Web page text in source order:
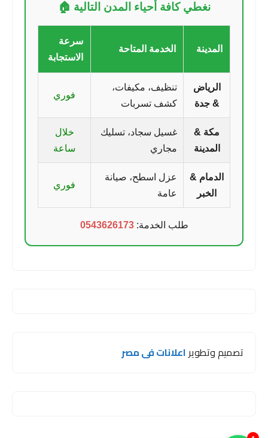
نغطي كافة أحياء المدن التالية 🏠
المدينة الخدمة المتاحة
سرعة
الاستجابة
الرياض
& جدة
تنظيف، مكيفات،
كشف تسربات
فوري
مكة &
المدينة
غسيل سجاد، تسليك
مجاري
خلال
ساعة
الدمام &
الخبر
عزل اسطح، صيانة
عامة
فوري
طلب الخدمة:0543626173
تصميم وتطويراعلانات فى مصر